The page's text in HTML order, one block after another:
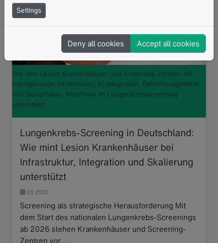
Wie mint Lesion Krankenhäuser und Screening-Zentren mit
interoperabler Infrastruktur, KI-Integration, Datenmanagement
und skalierbaren Workflows im Lungenkrebsscreening
unterstützt.
Lungenkrebs-Screening in Deutschland:
Wie mint Lesion Krankenhäuser bei
Infrastruktur, Integration und Skalierung
unterstützt
05.2026
Screening als strategische Herausforderung Mit
dem Start des nationalen Lungenkrebs-Screenings
ab 2026 stehen Krankenhäuser und Screening-
Zentren vor…
Settings
Deny all cookies Accept all cookies